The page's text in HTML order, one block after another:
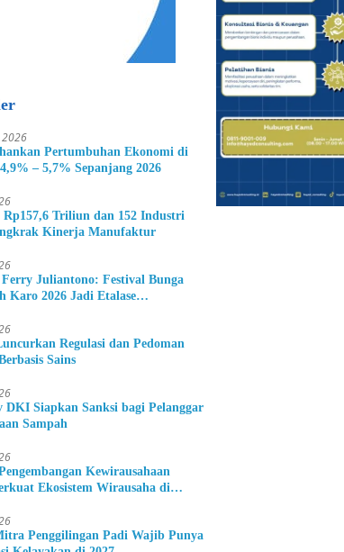
2026
Pertumbuhan Ekonomi di
– 5,7% Sepanjang 2026
Rp157,6 Triliun dan 152 Industri
Kinerja Manufaktur
Juliantono: Festival Bunga
Karo 2026 Jadi Etalase
Regulasi dan Pedoman
Sains
DKI Siapkan Sanksi bagi Pelanggar
Sampah
Kewirausahaan
Ekosistem Wirausaha di
Penggilingan Padi Wajib Punya